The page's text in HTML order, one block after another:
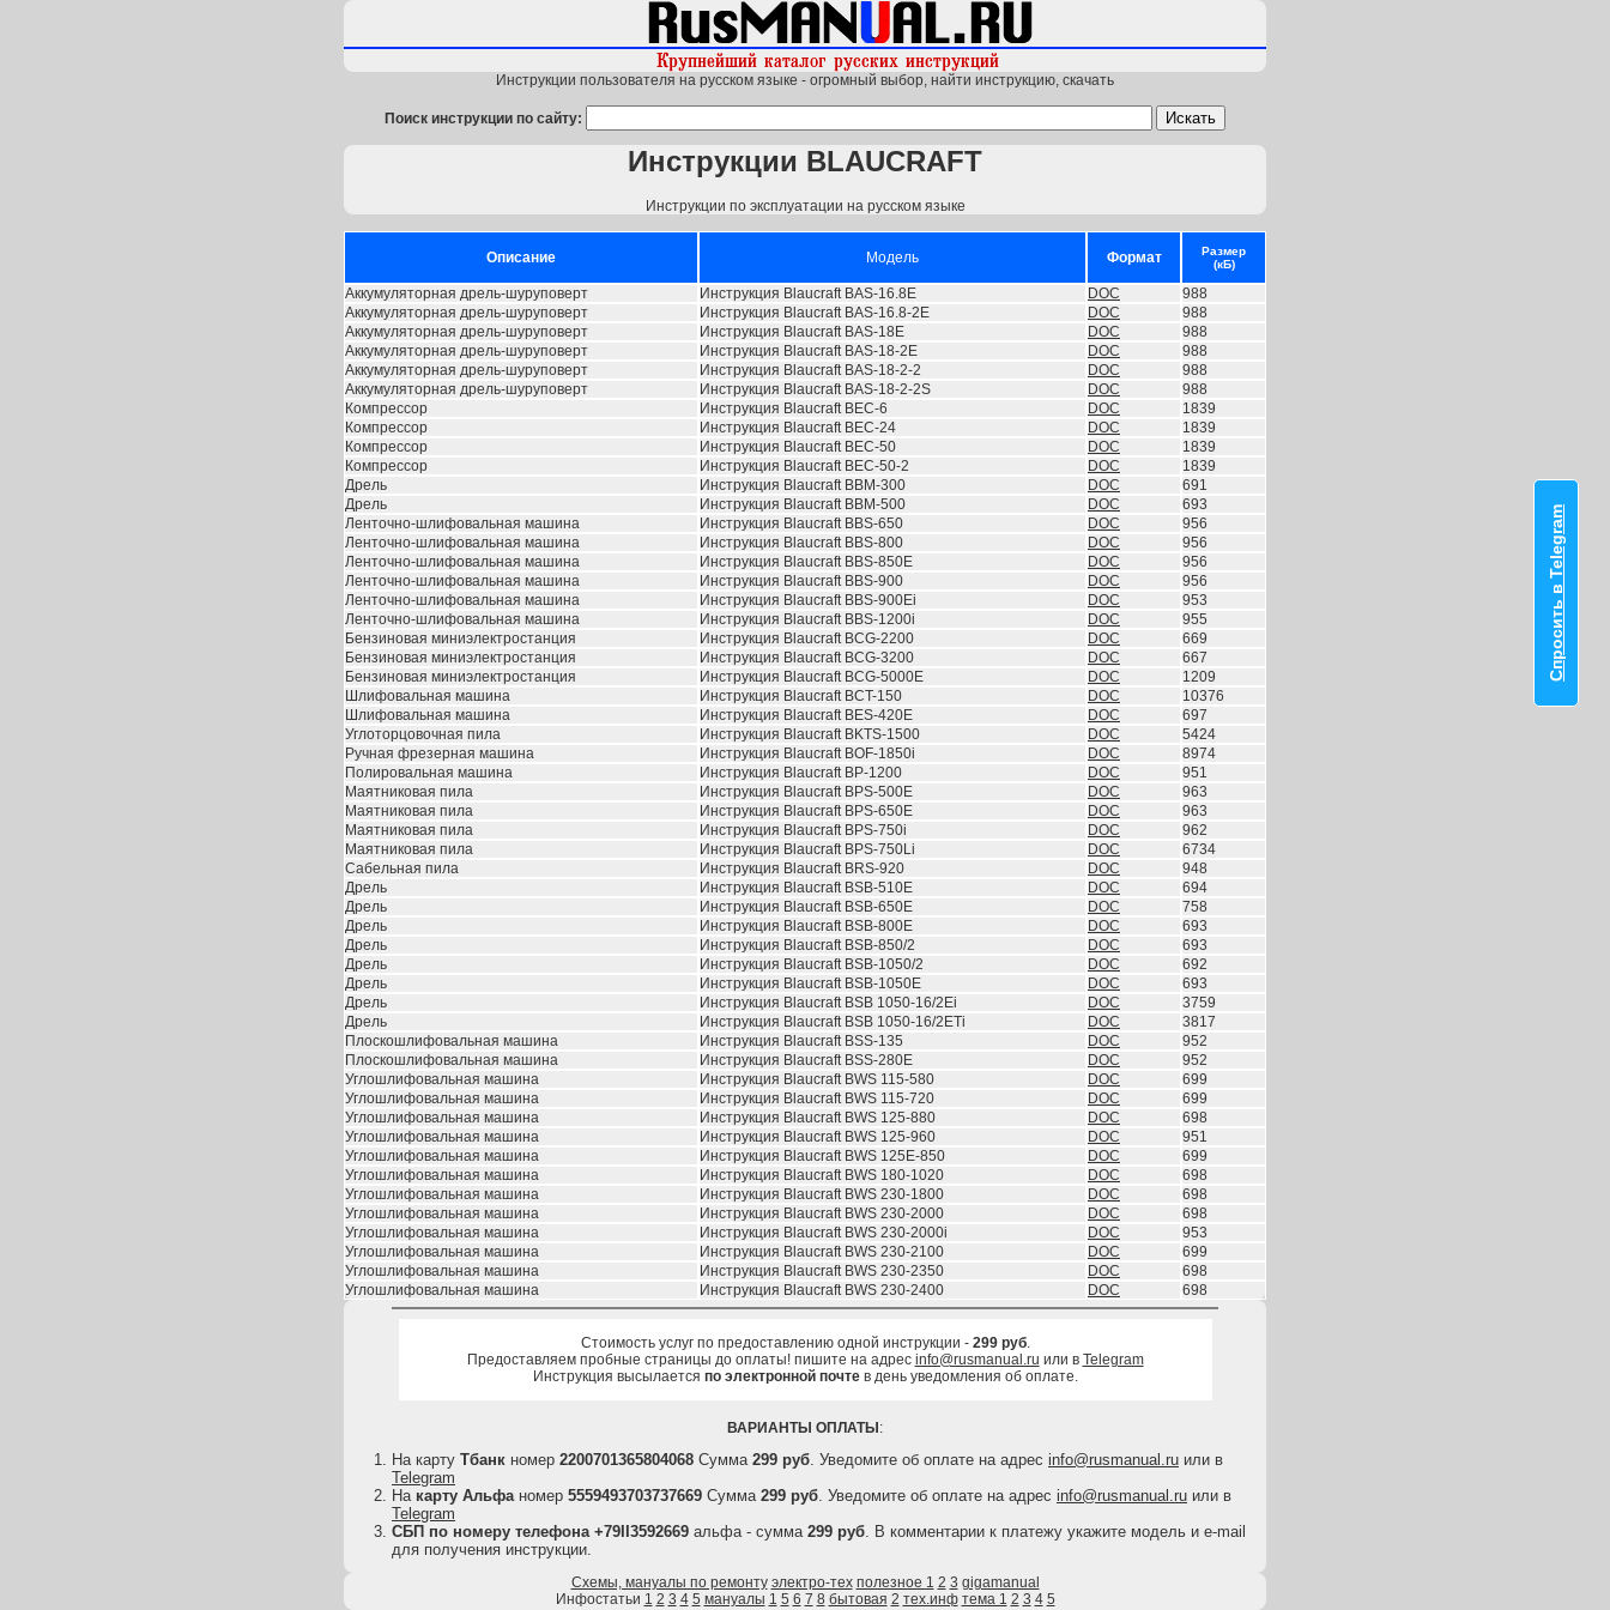
Инструкции пользователя на русском языке - огромный выбор, найти инструкцию, скачать
Поиск инструкции по сайту:
Инструкции BLAUCRAFT
Инструкции по эксплуатации на русском языке
Описание Модель Формат
Размер
(кБ)
Аккумуляторная дрель-шуруповерт Инструкция Blaucraft BAS-16.8E DOC
988
Аккумуляторная дрель-шуруповерт
Инструкция Blaucraft BAS-16.8-2E DOC
988
Аккумуляторная дрель-шуруповерт
Инструкция Blaucraft BAS-18E DOC
988
Аккумуляторная дрель-шуруповерт
Инструкция Blaucraft BAS-18-2E DOC
988
Аккумуляторная дрель-шуруповерт
Инструкция Blaucraft BAS-18-2-2 DOC
988
Аккумуляторная дрель-шуруповерт
Инструкция Blaucraft BAS-18-2-2S DOC
988
Компрессор
Инструкция Blaucraft BEC-6 DOC
1839
Компрессор
Инструкция Blaucraft BEC-24 DOC
1839
Компрессор
Инструкция Blaucraft BEC-50 DOC
1839
Компрессор
Инструкция Blaucraft BEC-50-2 DOC
1839
Дрель
Инструкция Blaucraft BBM-300 DOC
691
Дрель
Инструкция Blaucraft BBM-500 DOC
693
Ленточно-шлифовальная машина
Инструкция Blaucraft BBS-650 DOC
956
Ленточно-шлифовальная машина
Инструкция Blaucraft BBS-800 DOC
956
Ленточно-шлифовальная машина
Инструкция Blaucraft BBS-850E DOC
956
Ленточно-шлифовальная машина
Инструкция Blaucraft BBS-900 DOC
956
Ленточно-шлифовальная машина
Инструкция Blaucraft BBS-900Ei DOC
953
Ленточно-шлифовальная машина
Инструкция Blaucraft BBS-1200i DOC
955
Бензиновая миниэлектростанция
Инструкция Blaucraft BCG-2200 DOC
669
Бензиновая миниэлектростанция
Инструкция Blaucraft BCG-3200 DOC
667
Бензиновая миниэлектростанция
Инструкция Blaucraft BCG-5000E DOC
1209
Шлифовальная машина
Инструкция Blaucraft BCT-150 DOC
10376
Шлифовальная машина
Инструкция Blaucraft BES-420E DOC
697
Углоторцовочная пила
Инструкция Blaucraft BKTS-1500 DOC
5424
Ручная фрезерная машина
Инструкция Blaucraft BOF-1850i DOC
8974
Полировальная машина
Инструкция Blaucraft BP-1200 DOC
951
Маятниковая пила
Инструкция Blaucraft BPS-500E DOC
963
Маятниковая пила
Инструкция Blaucraft BPS-650E DOC
963
Маятниковая пила
Инструкция Blaucraft BPS-750i DOC
962
Маятниковая пила
Инструкция Blaucraft BPS-750Li DOC
6734
Сабельная пила
Инструкция Blaucraft BRS-920 DOC
948
Дрель
Инструкция Blaucraft BSB-510E DOC
694
Дрель
Инструкция Blaucraft BSB-650E DOC
758
Дрель
Инструкция Blaucraft BSB-800E DOC
693
Дрель
Инструкция Blaucraft BSB-850/2 DOC
693
Дрель
Инструкция Blaucraft BSB-1050/2 DOC
692
Дрель
Инструкция Blaucraft BSB-1050E DOC
693
Дрель
Инструкция Blaucraft BSB 1050-16/2Ei DOC
3759
Дрель
Инструкция Blaucraft BSB 1050-16/2ETi DOC
3817
Плоскошлифовальная машина
Инструкция Blaucraft BSS-135 DOC
952
Плоскошлифовальная машина
Инструкция Blaucraft BSS-280E DOC
952
Углошлифовальная машина
Инструкция Blaucraft BWS 115-580 DOC
699
Углошлифовальная машина
Инструкция Blaucraft BWS 115-720 DOC
699
Углошлифовальная машина
Инструкция Blaucraft BWS 125-880 DOC
698
Углошлифовальная машина
Инструкция Blaucraft BWS 125-960 DOC
951
Углошлифовальная машина
Инструкция Blaucraft BWS 125E-850 DOC
699
Углошлифовальная машина
Инструкция Blaucraft BWS 180-1020 DOC
698
Углошлифовальная машина
Инструкция Blaucraft BWS 230-1800 DOC
698
Углошлифовальная машина
Инструкция Blaucraft BWS 230-2000 DOC
698
Углошлифовальная машина
Инструкция Blaucraft BWS 230-2000i DOC
953
Углошлифовальная машина
Инструкция Blaucraft BWS 230-2100 DOC
699
Углошлифовальная машина
Инструкция Blaucraft BWS 230-2350 DOC
698
Углошлифовальная машина
Инструкция Blaucraft BWS 230-2400 DOC 698
Стоимость услуг по предоставлению одной инструкции - 299 руб.
Предоставляем пробные страницы до оплаты! пишите на адрес info@rusmanual.ru или в Telegram
Инструкция высылается по электронной почтев день уведомления об оплате.
ВАРИАНТЫ ОПЛАТЫ :
На карту Тбанк номер 2200701365804068 Сумма 299 руб. Уведомите об оплате на адрес info@rusmanual.ru или в
Telegram
На карту Альфаномер 5559493703737669 Сумма 299 руб. Уведомите об оплате на адрес info@rusmanual.ru или в
Telegram
СБП по номеру телефона +79II3592669 альфа - сумма 299 руб. В комментарии к платежу укажите модель и e-mail
для получения инструкции.
Схемы, мануалы по ремонту электро-тех полезное 1 2 3 gigamanual
Инфостатьи 1 2 3 4 5 мануалы 1 5 6 7 8 бытовая 2 тех.инф тема 1 2 3 4 5
Спросить в Telegram